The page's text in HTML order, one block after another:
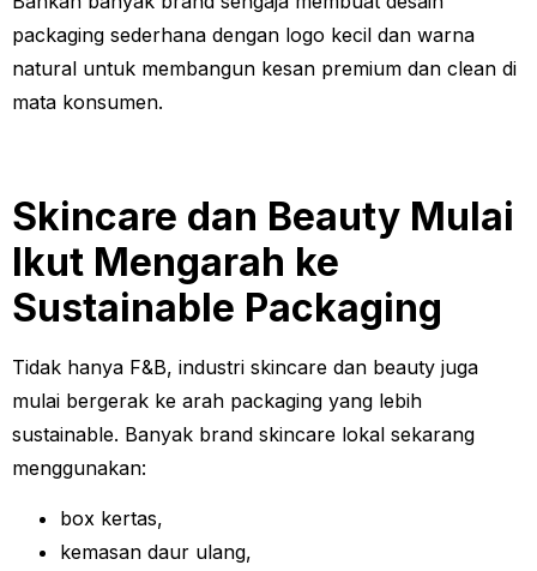
packaging sederhana dengan logo kecil dan warna
natural untuk membangun kesan premium dan clean di
mata konsumen.
Skincare dan Beauty Mulai
Ikut Mengarah ke
Sustainable Packaging
Tidak hanya F&B, industri skincare dan beauty juga
mulai bergerak ke arah packaging yang lebih
sustainable. Banyak brand skincare lokal sekarang
menggunakan:
box kertas,
kemasan daur ulang,